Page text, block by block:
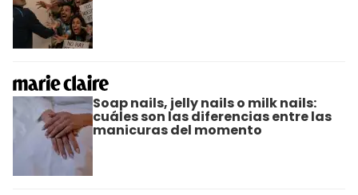
Soap nails, jelly nails o milk nails:
cuáles son las diferencias entre las
manicuras del momento